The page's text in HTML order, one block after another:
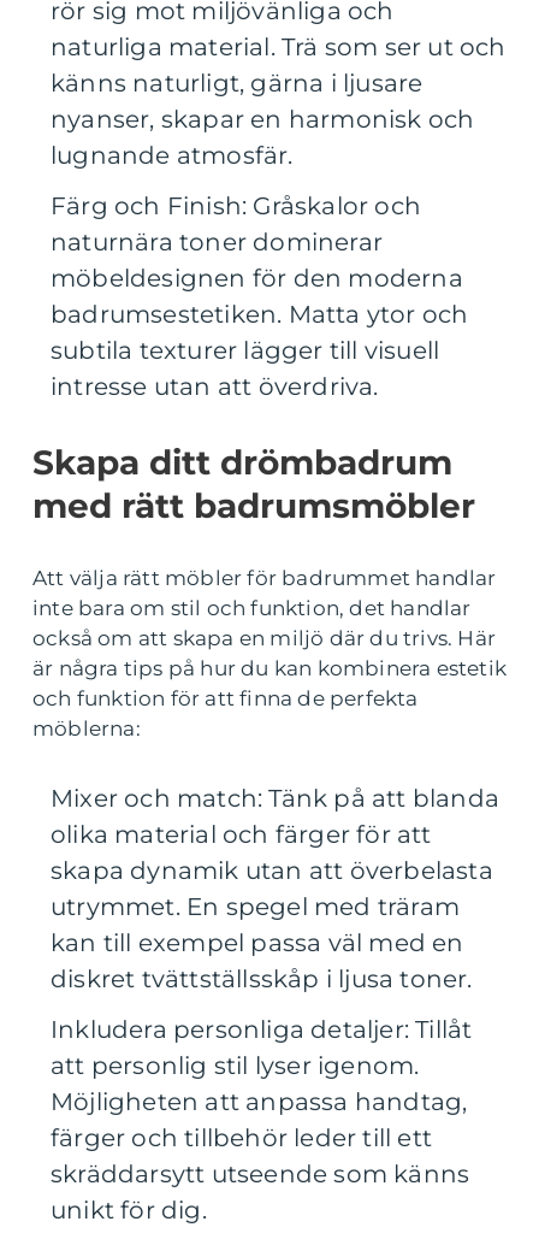
rör sig mot miljövänliga och
naturliga material. Trä som ser ut och
känns naturligt, gärna i ljusare
nyanser, skapar en harmonisk och
lugnande atmosfär.
Färg och Finish: Gråskalor och
naturnära toner dominerar
möbeldesignen för den moderna
badrumsestetiken. Matta ytor och
subtila texturer lägger till visuell
intresse utan att överdriva.
Skapa ditt drömbadrum
med rätt badrumsmöbler
Att välja rätt möbler för badrummet handlar
inte bara om stil och funktion, det handlar
också om att skapa en miljö där du trivs. Här
är några tips på hur du kan kombinera estetik
och funktion för att finna de perfekta
möblerna:
Mixer och match: Tänk på att blanda
olika material och färger för att
skapa dynamik utan att överbelasta
utrymmet. En spegel med träram
kan till exempel passa väl med en
diskret tvättställsskåp i ljusa toner.
Inkludera personliga detaljer: Tillåt
att personlig stil lyser igenom.
Möjligheten att anpassa handtag,
färger och tillbehör leder till ett
skräddarsytt utseende som känns
unikt för dig.